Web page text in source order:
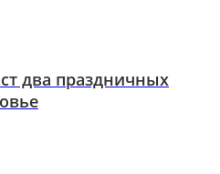
два праздничных